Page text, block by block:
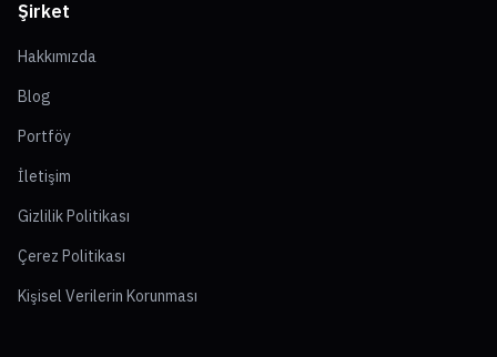
Şirket
Hakkımızda
Blog
Portföy
İletişim
Gizlilik Politikası
Çerez Politikası
Kişisel Verilerin Korunması